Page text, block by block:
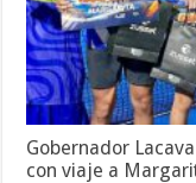
Gobernador
con viaje a